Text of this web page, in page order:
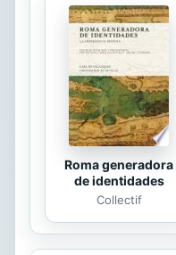
Roma generadora
de identidades
Collectif